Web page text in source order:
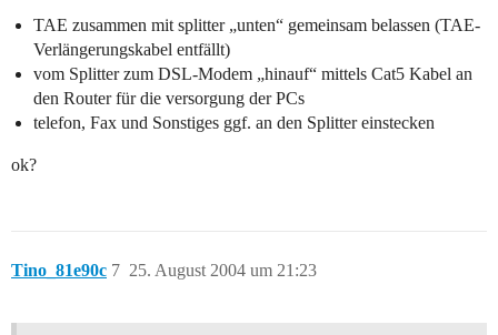
TAE zusammen mit splitter „unten“ gemeinsam belassen (TAE-
Verlängerungskabel entfällt)
vom Splitter zum DSL-Modem „hinauf“ mittels Cat5 Kabel an
den Router für die versorgung der PCs
telefon, Fax und Sonstiges ggf. an den Splitter einstecken
ok?
Tino_81e90c 25. August 2004 um 21:23
7